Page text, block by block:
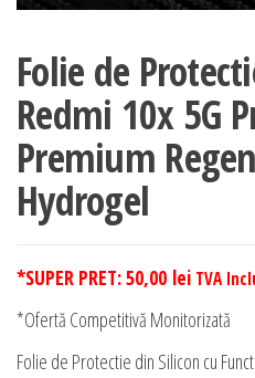
Folie de
Redmi 10x 5G
Premium
Hydrogel
*SUPER PRET:50,00 lei TVA
*Ofertă Competitivă Monitorizată
Folie de Protectie din Silicon cu